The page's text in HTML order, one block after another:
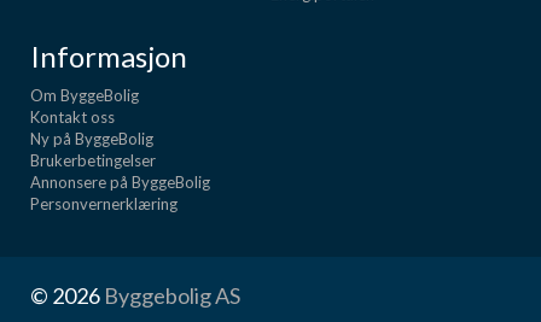
Informasjon
Om ByggeBolig
Kontakt oss
Ny på ByggeBolig
Brukerbetingelser
Annonsere på ByggeBolig
Personvernerklæring
© 2026 Byggebolig AS